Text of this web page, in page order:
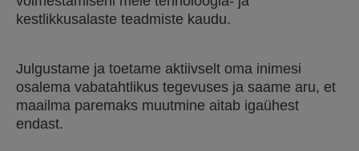
kestlikkusalaste teadmiste kaudu.
Julgustame ja toetame aktiivselt oma inimesi
osalema vabatahtlikus tegevuses ja saame aru, et
maailma paremaks muutmine aitab igaühest
endast.